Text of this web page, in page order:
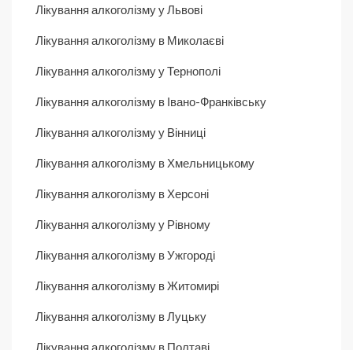
Лікування алкоголізму у Львові
Лікування алкоголізму в Миколаєві
Лікування алкоголізму у Тернополі
Лікування алкоголізму в Івано-Франківську
Лікування алкоголізму у Вінниці
Лікування алкоголізму в Хмельницькому
Лікування алкоголізму в Херсоні
Лікування алкоголізму у Рівному
Лікування алкоголізму в Ужгороді
Лікування алкоголізму в Житомирі
Лікування алкоголізму в Луцьку
Лікування алкоголізму в Полтаві